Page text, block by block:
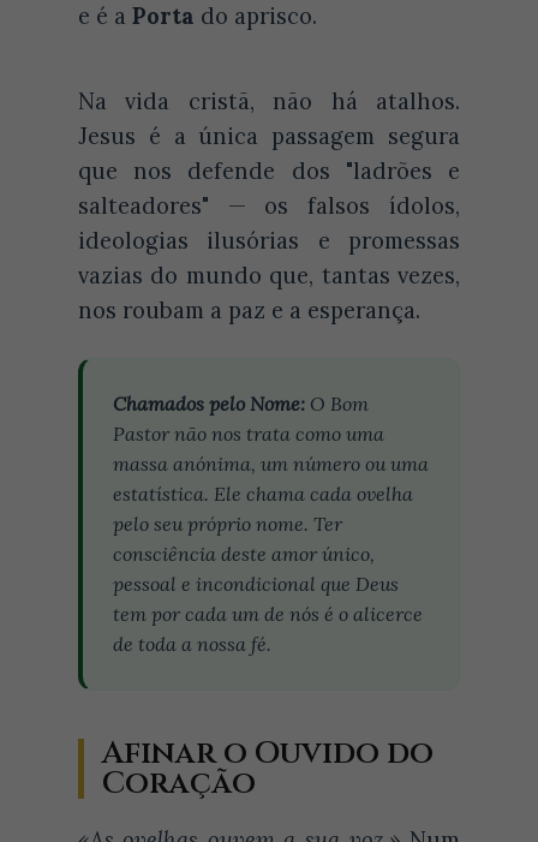
e é a Porta do aprisco.
Na vida cristã, não há atalhos.
Jesus é a única passagem segura
que nos defende dos "ladrões e
salteadores" — os falsos ídolos,
ideologias ilusórias e promessas
vazias do mundo que, tantas vezes,
nos roubam a paz e a esperança.
Chamados pelo Nome:O Bom
Pastor não nos trata como uma
massa anónima, um número ou uma
estatística. Ele chama cada ovelha
pelo seu próprio nome. Ter
consciência deste amor único,
pessoal e incondicional que Deus
tem por cada um de nós é o alicerce
de toda a nossa fé.
Afinar o Ouvido do
Coração